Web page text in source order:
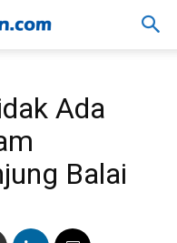
Ada
Balai